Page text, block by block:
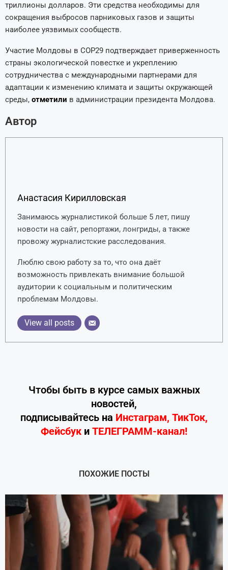
триллионы долларов. Эти средства необходимы для
сокращения выбросов парниковых газов и защиты
наиболее уязвимых сообществ.
Участие Молдовы в COP29 подтверждает приверженность
страны экологической повестке и укреплению
сотрудничества с международными партнерами для
адаптации к изменению климата и защиты окружающей
среды, отметили в администрации президента Молдова.
Автор
Анастасия Кирилловская
Занимаюсь журналистикой больше 5 лет, пишу
новости на сайт, репортажи, лонгриды, а также
провожу журналистские расследования.
Люблю свою работу за то, что она даёт
возможность привлекать внимание большой
аудитории к социальным и политическим
проблемам Молдовы.
View all posts
Чтобы быть в курсе самых важных
новостей,
подписывайтесь на Инстаграм, ТикТок,
Фейсбук и ТЕЛЕГРАММ-канал!
ПОХОЖИЕ ПОСТЫ